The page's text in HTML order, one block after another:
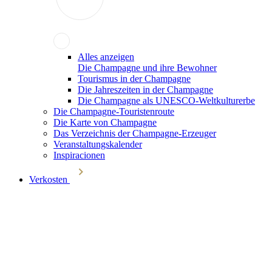
Alles anzeigen
Die Champagne und ihre Bewohner
Tourismus in der Champagne
Die Jahreszeiten in der Champagne
Die Champagne als UNESCO-Weltkulturerbe
Die Champagne-Touristenroute
Die Karte von Champagne
Das Verzeichnis der Champagne-Erzeuger
Veranstaltungskalender
Inspiracionen
Verkosten